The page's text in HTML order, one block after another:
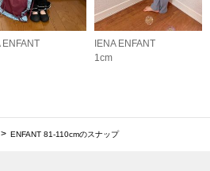
ENFANT
IENA ENFANT
1cm
ENFANT 81‐110cmのスナップ